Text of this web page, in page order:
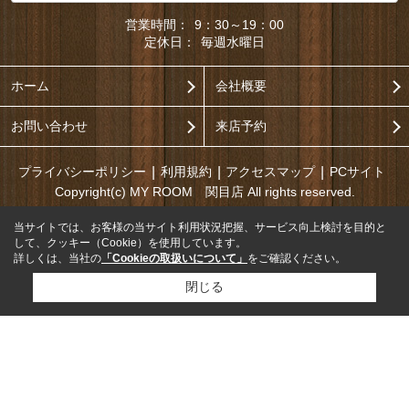
営業時間：
9：30～19：00
定休日：
毎週水曜日
ホーム 会社概要
お問い合わせ 来店予約
プライバシーポリシー 利用規約 アクセスマップ
PCサイト
Copyright(c) MY ROOM 関目店 All rights reserved.
当サイトでは、お客様の当サイト利用状況把握、サービス向上検討を目的と
して、クッキー（Cookie）を使用しています。
詳しくは、当社の 「Cookieの取扱いについて」 をご確認ください。
閉じる